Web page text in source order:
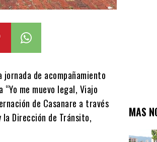
de acompañamiento
me muevo legal, Viajo
de Casanare a través
la Dirección de Tránsito,
MAS